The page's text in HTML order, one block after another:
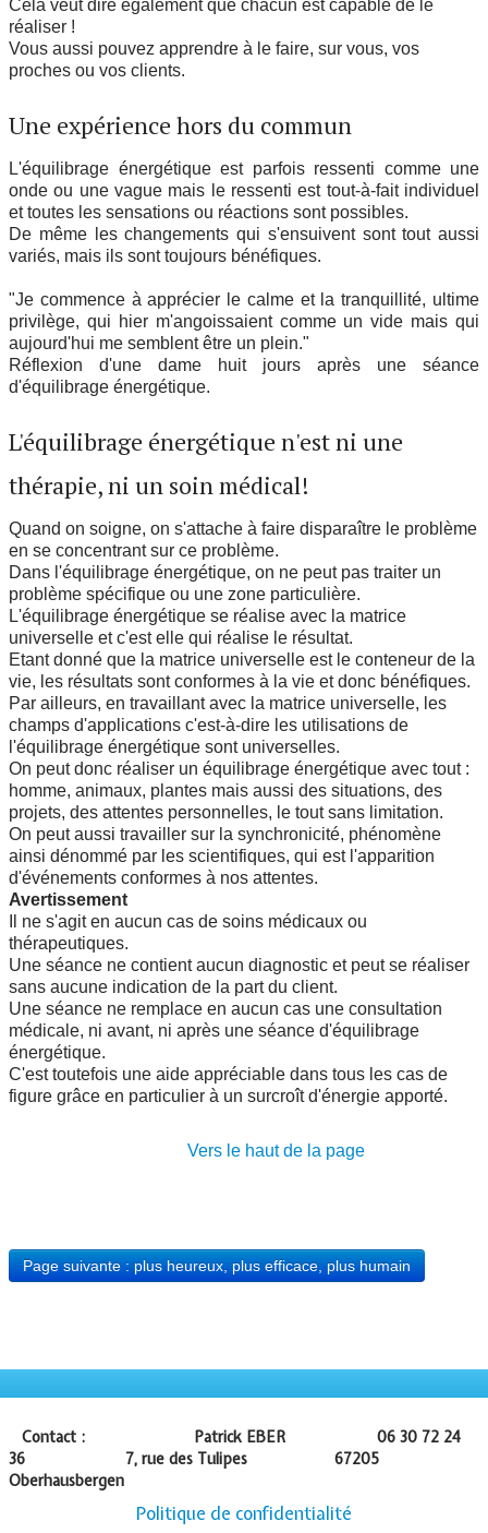
Cela veut dire également que chacun est capable de le
réaliser !
Vous aussi pouvez apprendre à le faire, sur vous, vos
proches ou vos clients.
Une expérience hors du commun
L'équilibrage énergétique est parfois ressenti comme une
onde ou une vague mais le ressenti est tout-à-fait individuel
et toutes les sensations ou réactions sont possibles.
De même les changements qui s'ensuivent sont tout aussi
variés, mais ils sont toujours bénéfiques.
"Je commence à apprécier le calme et la tranquillité, ultime
privilège, qui hier m'angoissaient comme un vide mais qui
aujourd'hui me semblent être un plein."
Réflexion d'une dame huit jours après une séance
d'équilibrage énergétique.
L'équilibrage énergétique n'est ni une
thérapie, ni un soin médical!
Quand on soigne, on s'attache à faire disparaître le problème
en se concentrant sur ce problème.
Dans l'équilibrage énergétique, on ne peut pas traiter un
problème spécifique ou une zone particulière.
L'équilibrage énergétique se réalise avec la matrice
universelle et c'est elle qui réalise le résultat.
Etant donné que la matrice universelle est le conteneur de la
vie, les résultats sont conformes à la vie et donc bénéfiques.
Par ailleurs, en travaillant avec la matrice universelle, les
champs d'applications c'est-à-dire les utilisations de
l'équilibrage énergétique sont universelles.
On peut donc réaliser un équilibrage énergétique avec tout :
homme, animaux, plantes mais aussi des situations, des
projets, des attentes personnelles, le tout sans limitation.
On peut aussi travailler sur la synchronicité, phénomène
ainsi dénommé par les scientifiques, qui est l'apparition
d'événements conformes à nos attentes.
Avertissement
Il ne s'agit en aucun cas de soins médicaux ou
thérapeutiques.
Une séance ne contient aucun diagnostic et peut se réaliser
sans aucune indication de la part du client.
Une séance ne remplace en aucun cas une consultation
médicale, ni avant, ni après une séance d'équilibrage
énergétique.
C'est toutefois une aide appréciable dans tous les cas de
figure grâce en particulier à un surcroît d'énergie apporté.
Vers le haut de la page
Page suivante : plus heureux, plus efficace, plus humain
Contact : Patrick EBER 06 30 72 24
36 7, rue des Tulipes 67205
Oberhausbergen
Politique de confidentialité